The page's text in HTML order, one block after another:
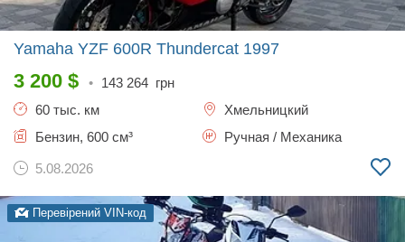
Yamaha YZF 600R Thundercat 1997
3 200 $ • 143 264 грн
60 тыс. км
Хмельницкий
Бензин, 600 см³
Ручная / Механика
5.08.2026
Перевірений VIN-код